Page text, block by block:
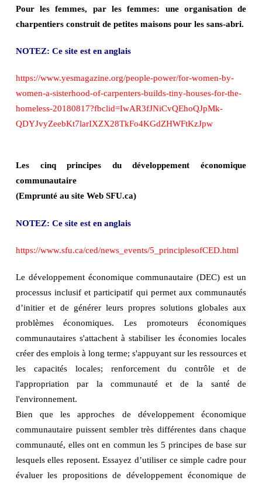
Pour les femmes, par les femmes: une organisation de
charpentiers construit de petites maisons pour les sans-abri.
NOTEZ: Ce site est en anglais
https://www.yesmagazine.org/people-power/for-women-by-
women-a-sisterhood-of-carpenters-builds-tiny-houses-for-the-
homeless-20180817?fbclid=IwAR3fJNiCvQEhoQJpMk-
QDYJvyZeebKt7larIXZX28TkFo4KGdZHWFtKzJpw
Les cinq principes du développement économique
communautaire
(Emprunté au site Web SFU.ca)
NOTEZ: Ce site est en anglais
https://www.sfu.ca/ced/news_events/5_principlesofCED.html
Le développement économique communautaire (DEC) est un
processus inclusif et participatif qui permet aux communautés
d’initier et de générer leurs propres solutions globales aux
problèmes économiques. Les promoteurs économiques
communautaires s'attachent à stabiliser les économies locales
créer des emplois à long terme; s'appuyant sur les ressources et
les capacités locales; renforcement du contrôle et de
l'appropriation par la communauté et de la santé de
l'environnement.
Bien que les approches de développement économique
communautaire puissent sembler très différentes dans chaque
communauté, elles ont en commun les 5 principes de base sur
lesquels elles reposent. Essayez d’utiliser ce simple cadre pour
évaluer les propositions de développement économique de